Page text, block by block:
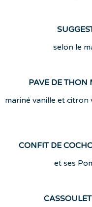
selon le
PAVE DE
mariné vanille et
CONFIT DE
et ses